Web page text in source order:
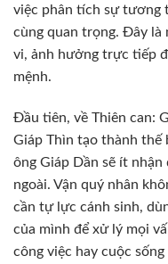
việc phân tích sự tương
cùng quan trọng. Đây
vi, ảnh hưởng trực tiếp
mệnh.
Đầu tiên, về Thiên can:
Giáp Thìn tạo thành thế
ông Giáp Dần sẽ ít
ngoài. Vận quý nhân
cần tự lực cánh sinh,
của mình để xử lý mọi
công việc hay cuộc